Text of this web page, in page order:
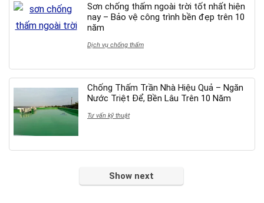
Sơn chống thấm ngoài trời tốt nhất hiện
nay – Bảo vệ công trình bền đẹp trên 10
năm
Dịch vụ chống thấm
Chống Thấm Trần Nhà Hiệu Quả – Ngăn
Nước Triệt Để, Bền Lâu Trên 10 Năm
Tư vấn kỹ thuật
Show next